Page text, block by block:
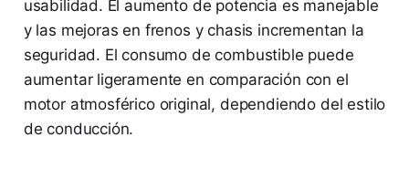
usabilidad. El aumento de potencia es manejable
y las mejoras en frenos y chasis incrementan la
seguridad. El consumo de combustible puede
aumentar ligeramente en comparación con el
motor atmosférico original, dependiendo del estilo
de conducción.